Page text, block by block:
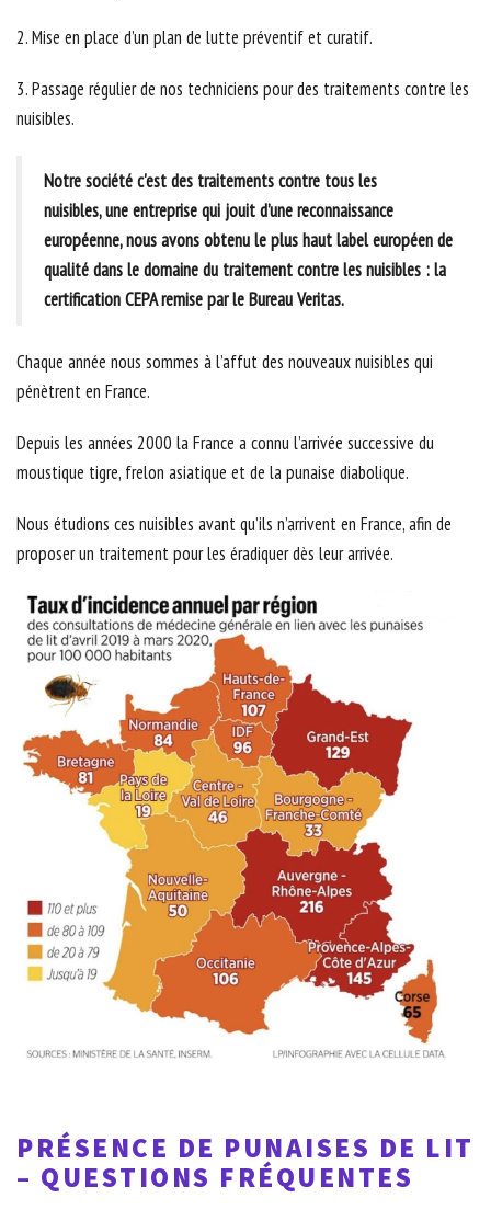
2. Mise en place d’un plan de lutte préventif et curatif.
3. Passage régulier de nos techniciens pour des traitements contre les
nuisibles.
Notre société c'est des traitements contre tous les
nuisibles, une entreprise qui jouit d’une reconnaissance
européenne, nous avons obtenu le plus haut label européen de
qualité dans le domaine du traitement contre les nuisibles : la
certification CEPA remise par le Bureau Veritas.
Chaque année nous sommes à l’affut des nouveaux nuisibles qui
pénètrent en France.
Depuis les années 2000 la France a connu l’arrivée successive du
moustique tigre, frelon asiatique et de la punaise diabolique.
Nous étudions ces nuisibles avant qu’ils n’arrivent en France, afin de
proposer un traitement pour les éradiquer dès leur arrivée.
PRÉSENCE DE PUNAISES DE LIT
– QUESTIONS FRÉQUENTES